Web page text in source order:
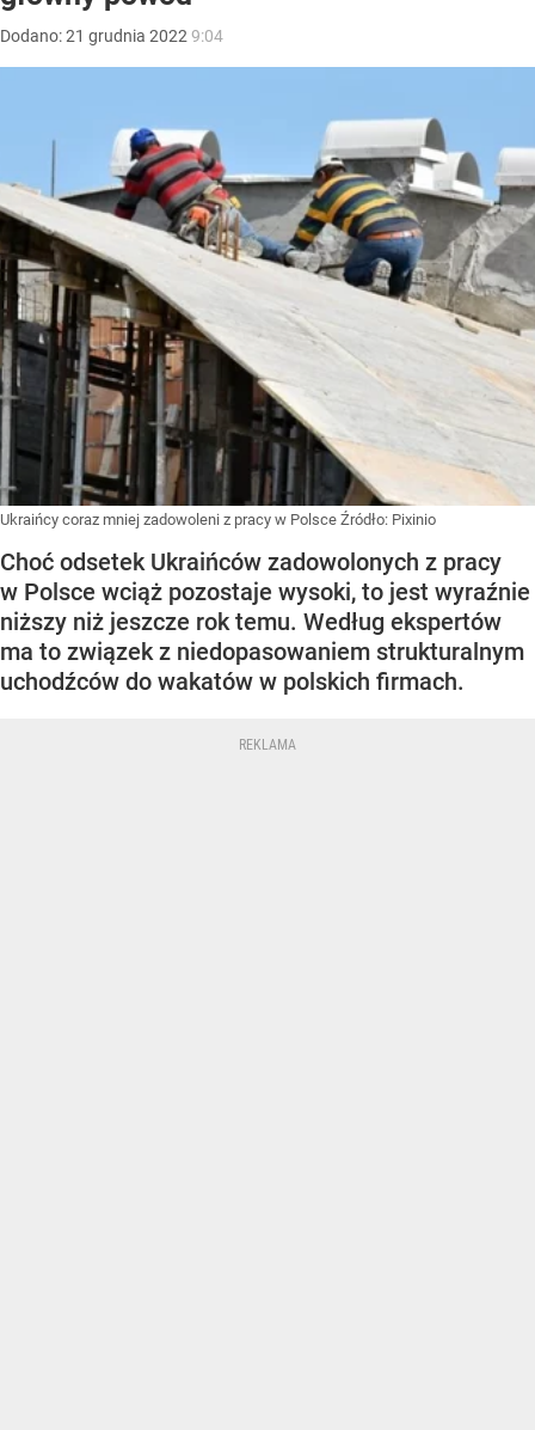
Dodano:21 grudnia 2022 9:04
Ukraińcy coraz mniej zadowoleni z pracy w Polsce Źródło: Pixinio
Choć odsetek Ukraińców zadowolonych z pracy
w Polsce wciąż pozostaje wysoki, to jest wyraźnie
niższy niż jeszcze rok temu. Według ekspertów
ma to związek z niedopasowaniem strukturalnym
uchodźców do wakatów w polskich firmach.